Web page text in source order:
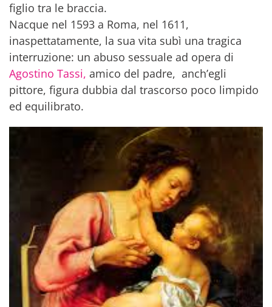
figlio tra le braccia.
Nacque nel 1593 a Roma, nel 1611,
inaspettatamente, la sua vita subì una tragica
interruzione: un abuso sessuale ad opera di
Agostino Tassi, amico del padre, anch’egli
pittore, figura dubbia dal trascorso poco limpido
ed equilibrato.